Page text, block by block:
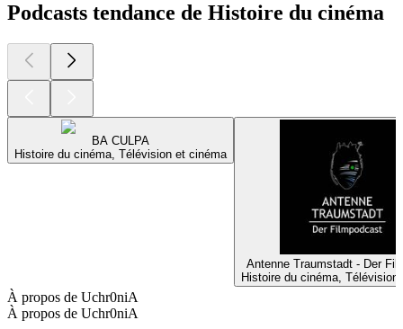
Podcasts tendance de Histoire du cinéma
BA CULPA
Histoire du cinéma, Télévision et cinéma
Antenne Traumstadt - Der
Histoire du cinéma, Télévision
À propos de Uchr0niA
À propos de Uchr0niA